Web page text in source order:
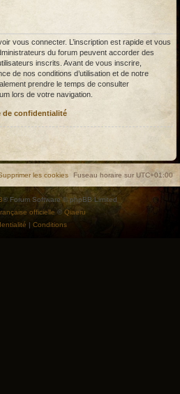
vous connecter. L’inscription est rapide et vous
du forum peuvent accorder des
inscrits. Avant de vous inscrire,
de nos conditions d’utilisation et de notre
prendre le temps de consulter
lors de votre navigation.
de confidentialité
Fuseau horaire surUTC+01:00
les cookies
® Forum Software © phpBB Limited
officielle © Qiaeru
| Conditions